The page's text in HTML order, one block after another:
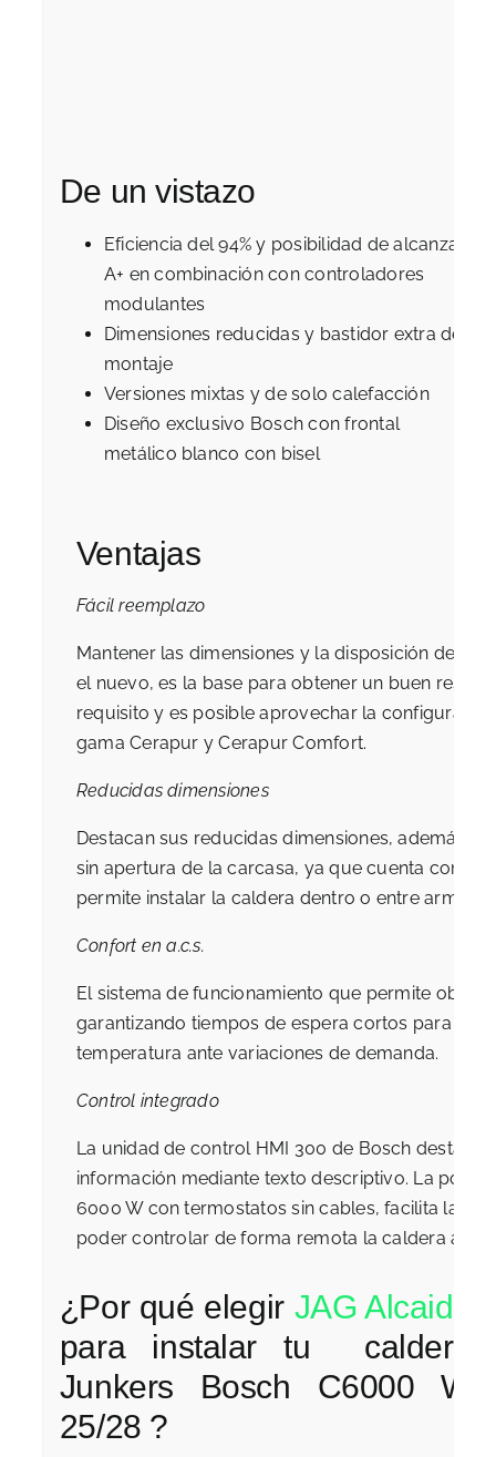
De un vistazo
Eficiencia del 94% y posibilidad de alcanzar
A+ en combinación con controladores
modulantes
Dimensiones reducidas y bastidor extra de
montaje
Versiones mixtas y de solo calefacción
Diseño exclusivo Bosch con frontal
metálico blanco con bisel
Ventajas
Fácil reemplazo
Mantener las dimensiones y la disposición de
el nuevo, es la base para obtener un buen
requisito y es posible aprovechar la
gama Cerapur y Cerapur Comfort.
Reducidas dimensiones
Destacan sus reducidas dimensiones, además
sin apertura de la carcasa, ya que cuenta con
permite instalar la caldera dentro o entre
Confort en a.c.s.
El sistema de funcionamiento que permite
garantizando tiempos de espera cortos para la
temperatura ante variaciones de demanda.
Control integrado
La unidad de control HMI 300 de Bosch
información mediante texto descriptivo. La
6000 W con termostatos sin cables, facilita la
poder controlar de forma remota la caldera a
¿Por qué elegir JAG Alcaide
para instalar tu caldera
Junkers Bosch C6000 W
25/28 ?